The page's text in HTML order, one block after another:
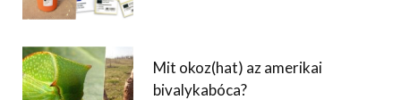
Mit okoz(hat) az amerikai
bivalykabóca?